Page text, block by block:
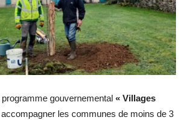
gouvernemental « Villages
les communes de moins de 3